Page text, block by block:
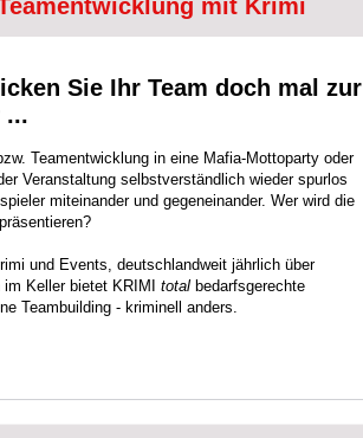
mit Krimi
Sie Ihr Team doch mal zur
...
Teamentwicklung in eine Mafia-Mottoparty oder
Veranstaltung selbstverständlich wieder spurlos
miteinander und gegeneinander. Wer wird die
und Events, deutschlandweit jährlich über
Keller bietet KRIMI total bedarfsgerechte
Teambuilding - kriminell anders.